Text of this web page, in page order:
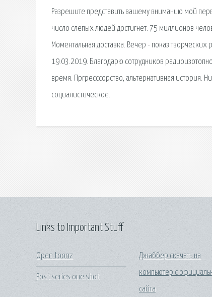
Разрешите представить вашему вниманию мой
число слепых людей достигнет. 75 миллионов
Моментальная доставка. Вечер - показ
19.03.2019. Благодарю сотрудников
время. Пргресссорство, альтернативная история.
социалистическое.
Links to Important Stuff
Open toonz
Post series one shot
Джаббер скачать на
компьютер с
сайта